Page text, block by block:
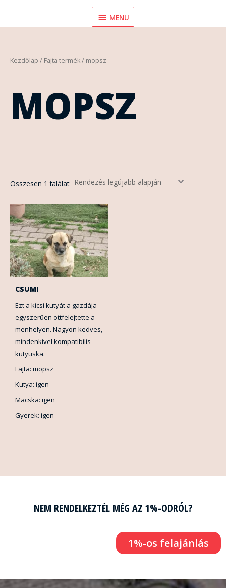
MENU
MENU
Kezdőlap / Fajta termék / mopsz
MOPSZ
Összesen 1 találat
CSUMI
Ezt a kicsi kutyát a gazdája
egyszerűen ottfelejtette a
menhelyen. Nagyon kedves,
mindenkivel kompatibilis
kutyuska.
Fajta: mopsz
Kutya: igen
Macska: igen
Gyerek: igen
NEM RENDELKEZTÉL MÉG AZ 1%-ODRÓL?
1%-os felajánlás